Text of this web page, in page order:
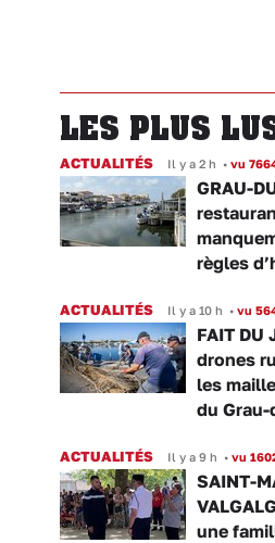
LES PLUS
ACTUALITÉS Il y a 2 h • vu
GRAU-
règles
ACTUALITÉS Il y a 10 h • vu
FAIT DU
drones
les
du Grau-
ACTUALITÉS Il y a 9 h • vu
SAINT-
une